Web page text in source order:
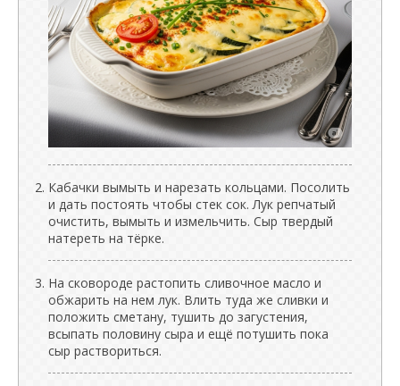
Кабачки вымыть и нарезать кольцами. Посолить
и дать постоять чтобы стек сок. Лук репчатый
очистить, вымыть и измельчить. Сыр твердый
натереть на тёрке.
На сковороде растопить сливочное масло и
обжарить на нем лук. Влить туда же сливки и
положить сметану, тушить до загустения,
всыпать половину сыра и ещё потушить пока
сыр раствориться.